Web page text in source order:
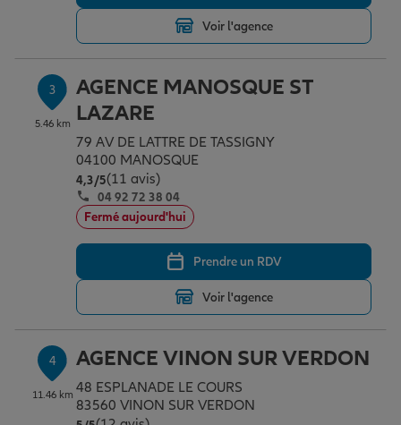
Garantie des accidents de la vie
Assurance scolaire
Protection juridique
Retraite
Tous nos devis d'assurance
Voir l'agence
3
5.46 km
AGENCE MANOSQUE ST
LAZARE
79 AV DE LATTRE DE TASSIGNY
04100 MANOSQUE
4,3/5Note de 4.3 sur 5
(11 avis)
04 92 72 38 04
Fermé aujourd'hui
Prendre un RDV
Voir l'agence
4
11.46 km
AGENCE VINON SUR VERDON
48 ESPLANADE LE COURS
83560 VINON SUR VERDON